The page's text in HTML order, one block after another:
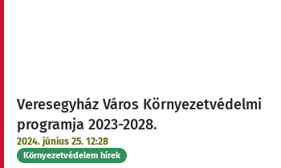
Veresegyház Város Környezetvédelmi
programja 2023-2028.
2024. június 25. 12:28
Környezetvédelem hírek